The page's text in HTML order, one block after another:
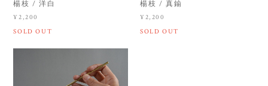
楊枝 / 洋白
¥2,200
SOLD OUT
楊枝 / 真鍮
¥2,200
SOLD OUT